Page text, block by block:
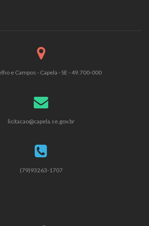
e Campos - Capela - SE - 49.700-000
licitacao@capela.se.gov.br
(79)93263-1707